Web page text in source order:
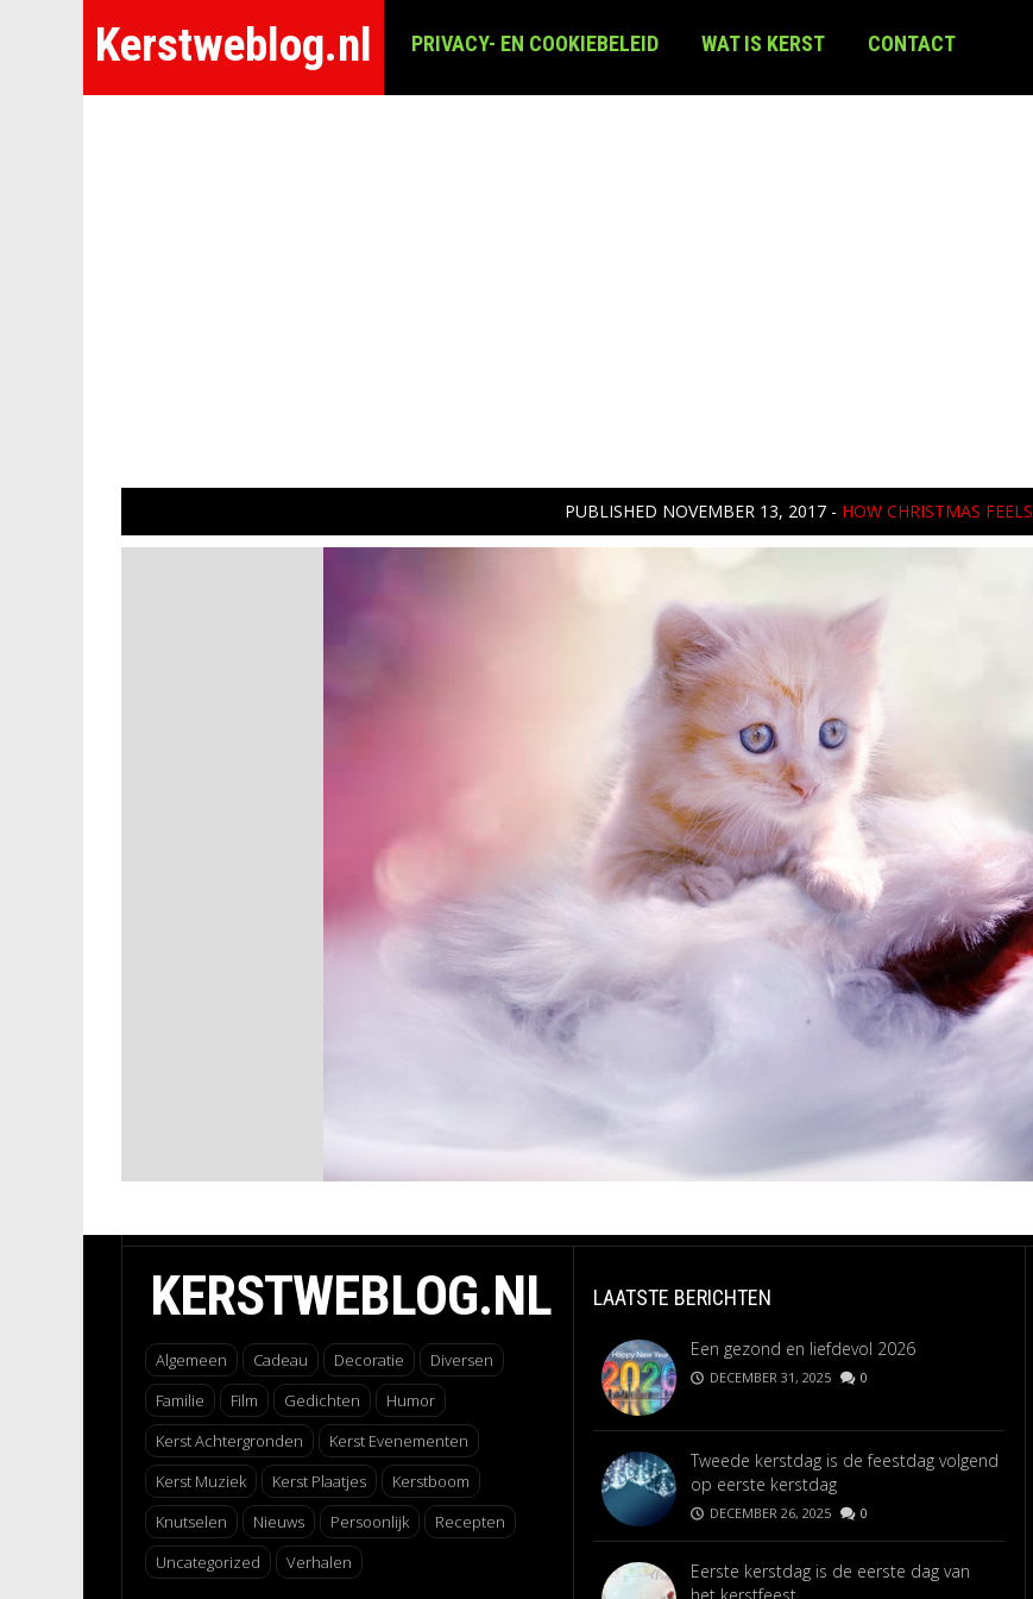
Kerstweblog.nl PRIVACY- EN COOKIEBELEID WAT IS KERST CONTACT
PUBLISHED NOVEMBER 13, 2017 - HOW CHRISTMAS FEELS
KERSTWEBLOG.NL
Algemeen Cadeau Decoratie
Diversen
Familie
Film Gedichten
Humor
Kerst Achtergronden
Kerst Evenementen
Kerst Muziek
Kerst Plaatjes
Kerstboom
Knutselen
Nieuws Persoonlijk
Recepten
Uncategorized
Verhalen
LAATSTE BERICHTEN
Een gezond en liefdevol 2026
DECEMBER 31, 2025 0
Tweede kerstdag is de feestdag volgend
op eerste kerstdag
DECEMBER 26, 2025 0
Eerste kerstdag is de eerste dag van